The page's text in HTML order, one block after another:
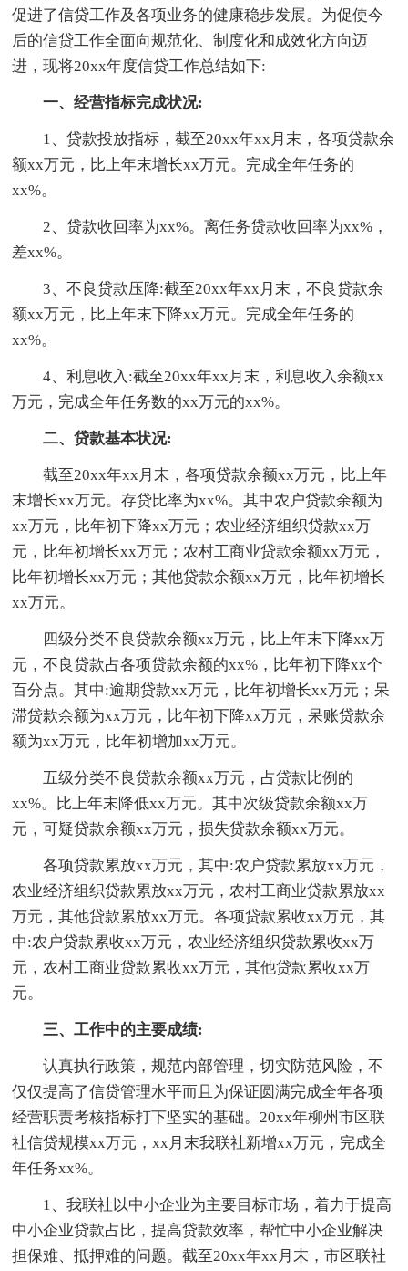
促进了信贷工作及各项业务的健康稳步发展。为促使今
后的信贷工作全面向规范化、制度化和成效化方向迈
进，现将20xx年度信贷工作总结如下:
一、经营指标完成状况:
1、贷款投放指标，截至20xx年xx月末，各项贷款余
额xx万元，比上年末增长xx万元。完成全年任务的
xx%。
2、贷款收回率为xx%。离任务贷款收回率为xx%，
差xx%。
3、不良贷款压降:截至20xx年xx月末，不良贷款余
额xx万元，比上年末下降xx万元。完成全年任务的
xx%。
4、利息收入:截至20xx年xx月末，利息收入余额xx
万元，完成全年任务数的xx万元的xx%。
二、贷款基本状况:
截至20xx年xx月末，各项贷款余额xx万元，比上年
末增长xx万元。存贷比率为xx%。其中农户贷款余额为
xx万元，比年初下降xx万元；农业经济组织贷款xx万
元，比年初增长xx万元；农村工商业贷款余额xx万元，
比年初增长xx万元；其他贷款余额xx万元，比年初增长
xx万元。
四级分类不良贷款余额xx万元，比上年末下降xx万
元，不良贷款占各项贷款余额的xx%，比年初下降xx个
百分点。其中:逾期贷款xx万元，比年初增长xx万元；呆
滞贷款余额为xx万元，比年初下降xx万元，呆账贷款余
额为xx万元，比年初增加xx万元。
五级分类不良贷款余额xx万元，占贷款比例的
xx%。比上年末降低xx万元。其中次级贷款余额xx万
元，可疑贷款余额xx万元，损失贷款余额xx万元。
各项贷款累放xx万元，其中:农户贷款累放xx万元，
农业经济组织贷款累放xx万元，农村工商业贷款累放xx
万元，其他贷款累放xx万元。各项贷款累收xx万元，其
中:农户贷款累收xx万元，农业经济组织贷款累收xx万
元，农村工商业贷款累收xx万元，其他贷款累收xx万
元。
三、工作中的主要成绩:
认真执行政策，规范内部管理，切实防范风险，不
仅仅提高了信贷管理水平而且为保证圆满完成全年各项
经营职责考核指标打下坚实的基础。20xx年柳州市区联
社信贷规模xx万元，xx月末我联社新增xx万元，完成全
年任务xx%。
1、我联社以中小企业为主要目标市场，着力于提高
中小企业贷款占比，提高贷款效率，帮忙中小企业解决
担保难、抵押难的问题。截至20xx年xx月末，市区联社